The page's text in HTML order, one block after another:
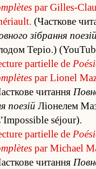
par Gilles-
(Часткове
зі­бра­ння поезій
Теріо.)
partielle de
par Lionel
чита­ння
поезій Ліонелем
séjour).
partielle de
par Michael
чита­ння